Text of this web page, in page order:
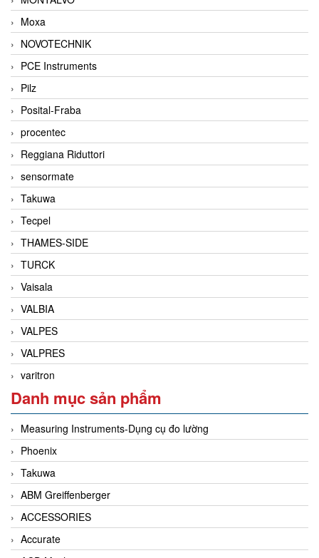
Moxa
NOVOTECHNIK
PCE Instruments
Pilz
Posital-Fraba
procentec
Reggiana Riduttori
sensormate
Takuwa
Tecpel
THAMES-SIDE
TURCK
Vaisala
VALBIA
VALPES
VALPRES
varitron
Danh mục sản phẩm
Measuring Instruments-Dụng cụ đo lường
Phoenix
Takuwa
ABM Greiffenberger
ACCESSORIES
Accurate